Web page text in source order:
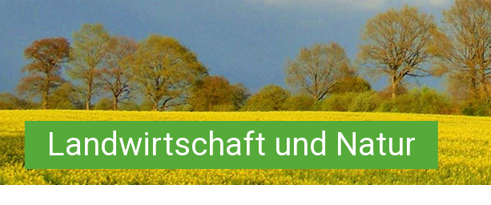
Landwirtschaft und Natur